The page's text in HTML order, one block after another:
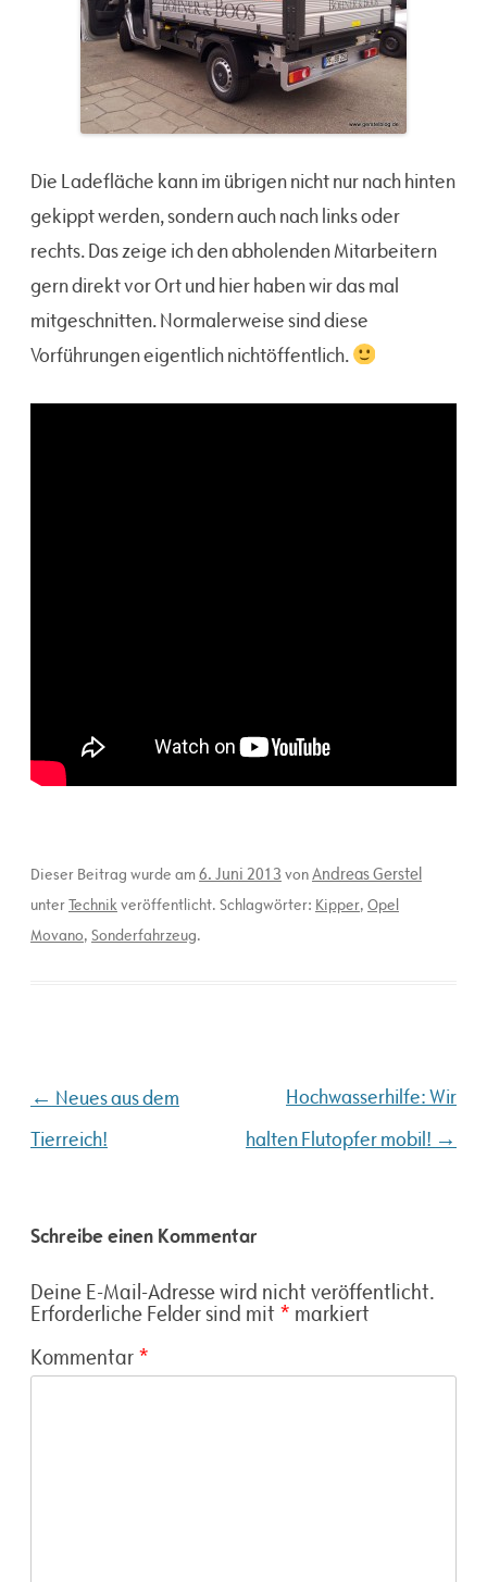
Die Ladefläche kann im übrigen nicht nur nach hinten
gekippt werden, sondern auch nach links oder
rechts. Das zeige ich den abholenden Mitarbeitern
gern direkt vor Ort und hier haben wir das mal
mitgeschnitten. Normalerweise sind diese
Vorführungen eigentlich nichtöffentlich.
Dieser Beitrag wurde am6. Juni 2013 vonAndreas Gerstel
unterTechnikveröffentlicht. Schlagwörter: Kipper, Opel
Movano, Sonderfahrzeug.
Beitragsnavigation
← Neues aus dem
Tierreich!
Hochwasserhilfe: Wir
halten Flutopfer mobil! →
Schreibe einen Kommentar
Deine E-Mail-Adresse wird nicht veröffentlicht.
Erforderliche Felder sind mit * markiert
Kommentar *